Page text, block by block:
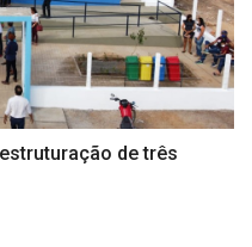
de três